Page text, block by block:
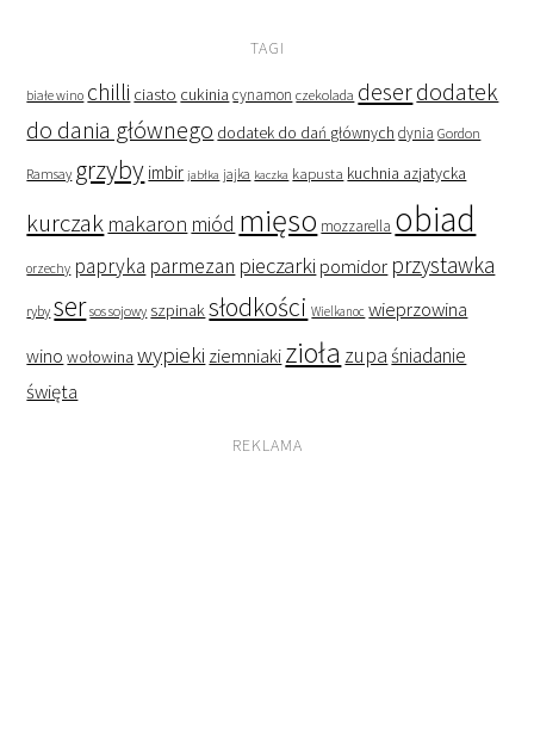
TAGI
białe wino chilli ciasto cukinia cynamon czekolada deserdodatek
do dania głównego dodatek do dań głównych dynia Gordon
Ramsay grzyby imbir jabłka jajka kaczka kapusta kuchnia azjatycka
kurczak makaron miód mięso mozzarella obiad
orzechy papryka parmezan pieczarki pomidor przystawka
ryby ser sos sojowy szpinaksłodkości Wielkanoc wieprzowina
wino wołowina wypieki ziemniaki zioła zupaśniadanie
święta
REKLAMA